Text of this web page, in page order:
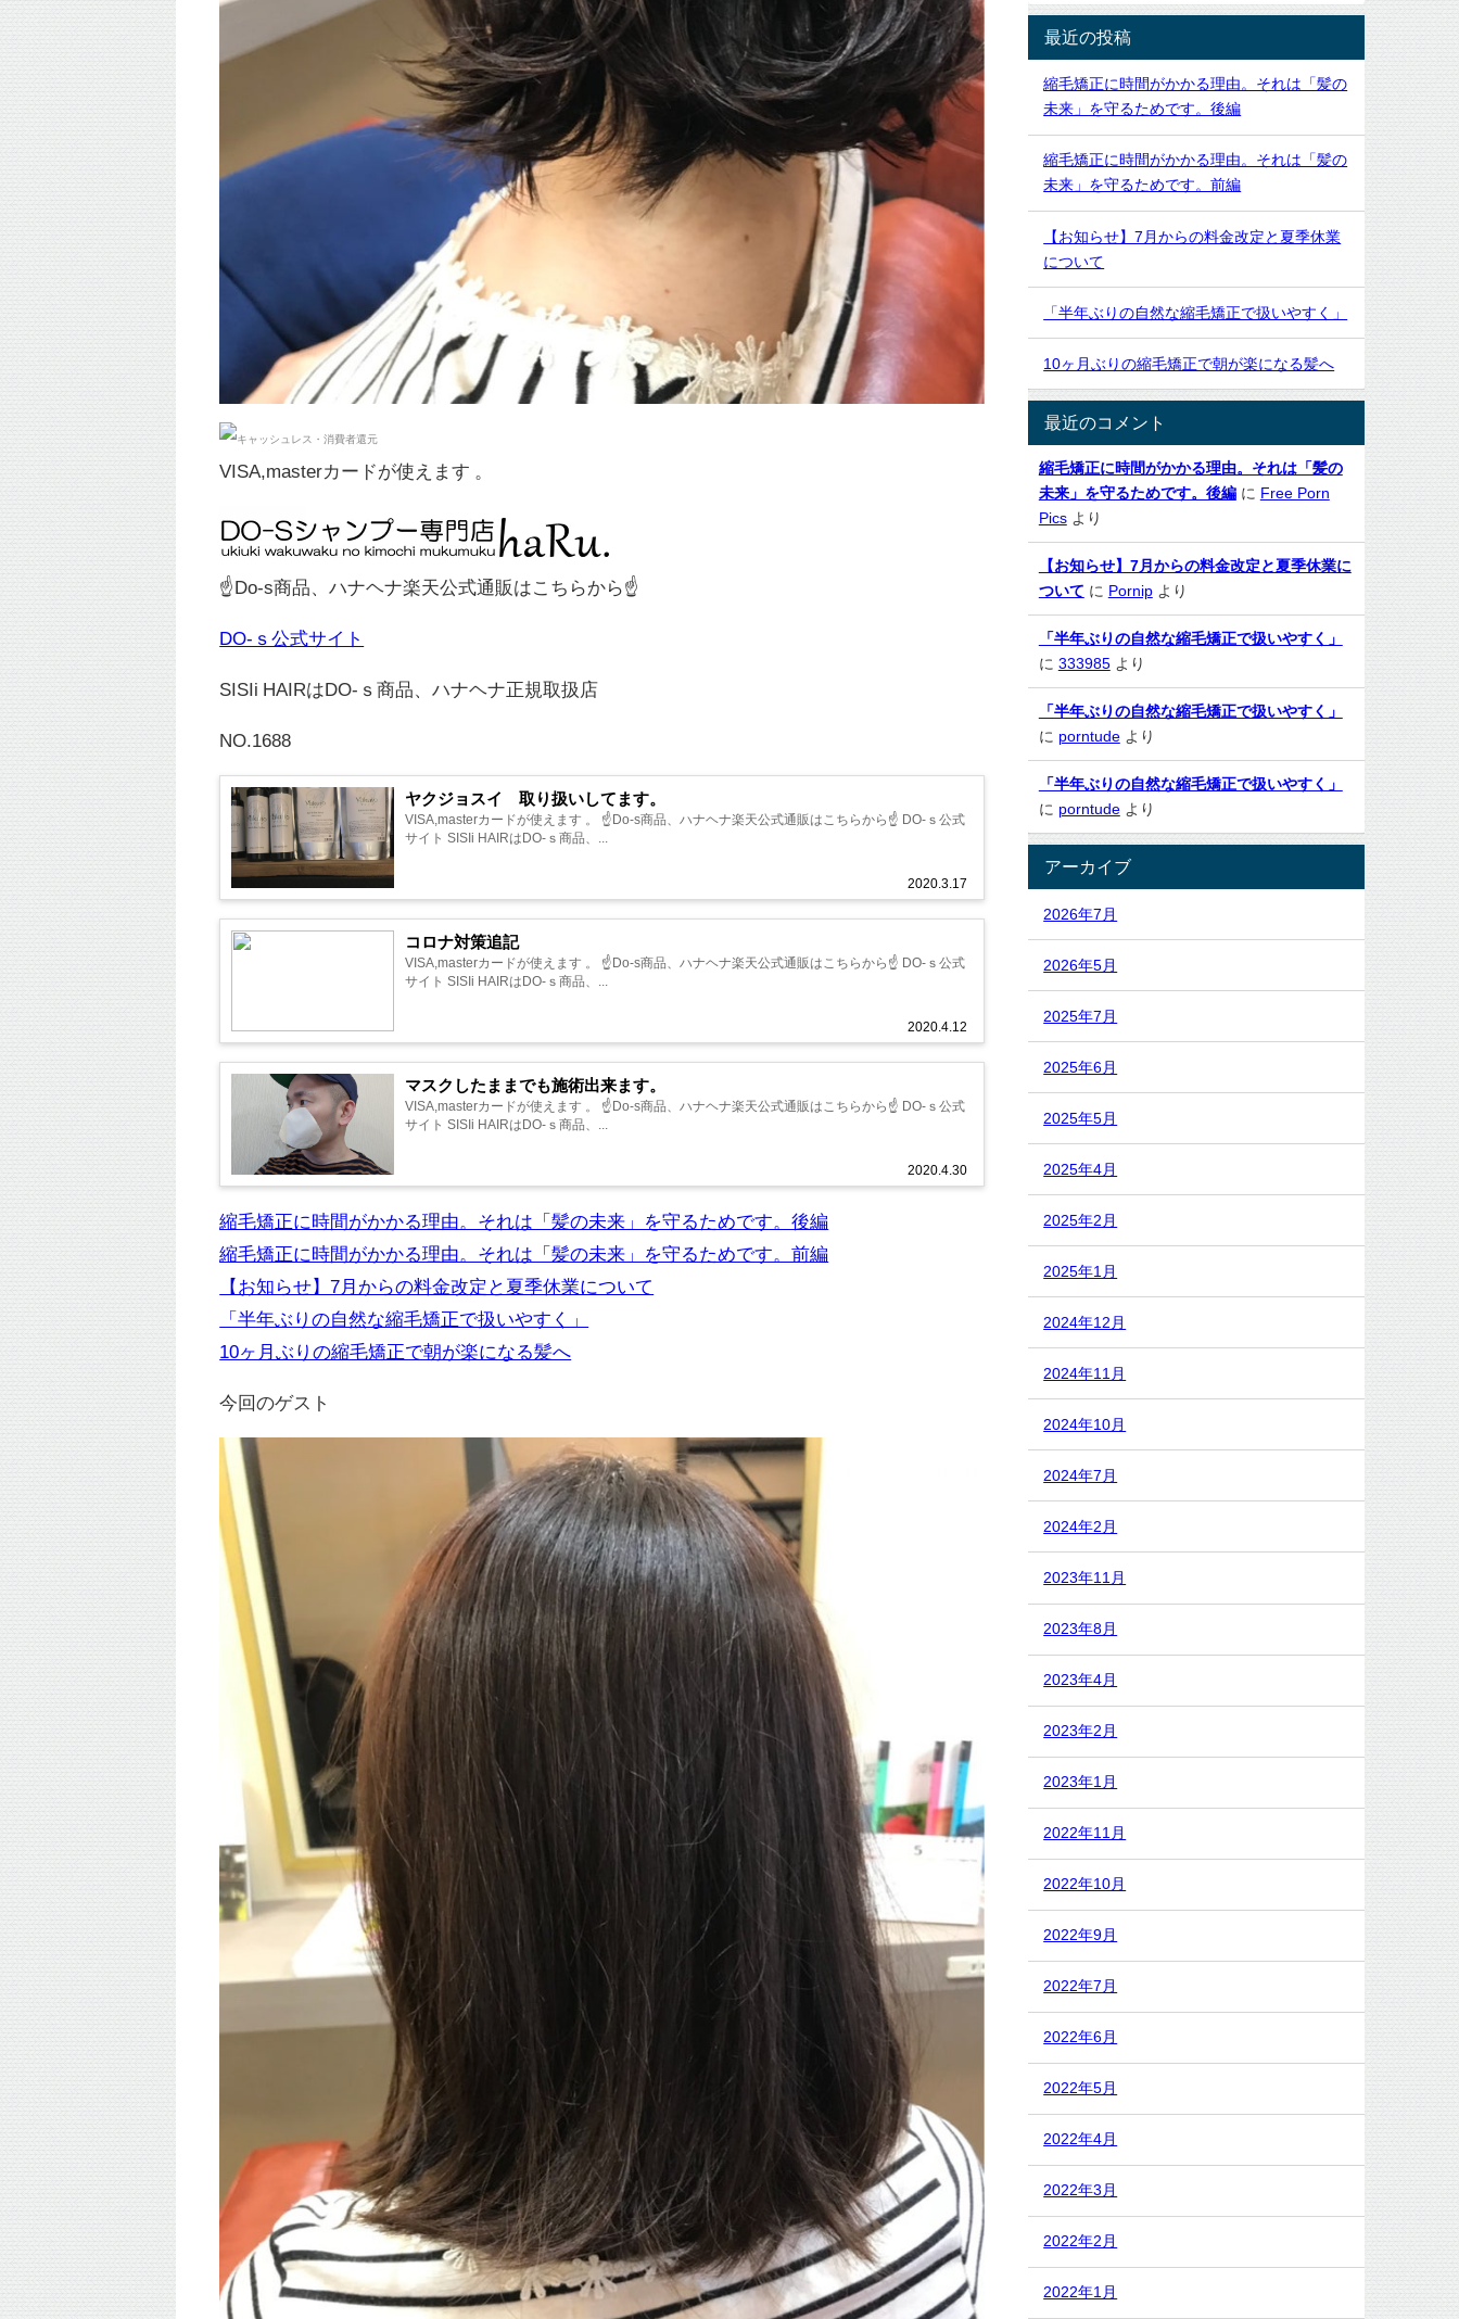
VISA,masterカードが使えます 。
☝Do-s商品、ハナヘナ楽天公式通販はこちらから☝
DO-ｓ公式サイト
SISIi HAIRはDO-ｓ商品、ハナヘナ正規取扱店
NO.1688
ヤクジョスイ®取り扱いしてます。
2020.3.17
VISA,masterカードが使えます 。 ☝Do-s商品、ハナヘナ楽天公式通販はこちらから☝ DO-ｓ公式
サイト SISIi HAIRはDO-ｓ商品、...
コロナ対策追記
2020.4.12
VISA,masterカードが使えます 。 ☝Do-s商品、ハナヘナ楽天公式通販はこちらから☝ DO-ｓ公式
サイト SISIi HAIRはDO-ｓ商品、...
マスクしたままでも施術出来ます。
2020.4.30
VISA,masterカードが使えます 。 ☝Do-s商品、ハナヘナ楽天公式通販はこちらから☝ DO-ｓ公式
サイト SISIi HAIRはDO-ｓ商品、...
縮毛矯正に時間がかかる理由。それは「髪の未来」を守るためです。後編
縮毛矯正に時間がかかる理由。それは「髪の未来」を守るためです。前編
【お知らせ】7月からの料金改定と夏季休業について
「半年ぶりの自然な縮毛矯正で扱いやすく」
10ヶ月ぶりの縮毛矯正で朝が楽になる髪へ
今回のゲスト
最近の投稿
縮毛矯正に時間がかかる理由。それは「髪の
未来」を守るためです。後編
縮毛矯正に時間がかかる理由。それは「髪の
未来」を守るためです。前編
【お知らせ】7月からの料金改定と夏季休業
について
「半年ぶりの自然な縮毛矯正で扱いやすく」
10ヶ月ぶりの縮毛矯正で朝が楽になる髪へ
最近のコメント
縮毛矯正に時間がかかる理由。それは「髪の
未来」を守るためです。後編に Free Porn
Picsより
【お知らせ】7月からの料金改定と夏季休業に
ついて に Pornipより
「半年ぶりの自然な縮毛矯正で扱いやすく」
に 333985より
「半年ぶりの自然な縮毛矯正で扱いやすく」
に porntudeより
「半年ぶりの自然な縮毛矯正で扱いやすく」
に porntudeより
アーカイブ
2026年7月
2026年5月
2025年7月
2025年6月
2025年5月
2025年4月
2025年2月
2025年1月
2024年12月
2024年11月
2024年10月
2024年7月
2024年2月
2023年11月
2023年8月
2023年4月
2023年2月
2023年1月
2022年11月
2022年10月
2022年9月
2022年7月
2022年6月
2022年5月
2022年4月
2022年3月
2022年2月
2022年1月